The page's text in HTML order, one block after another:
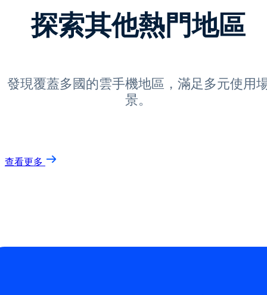
探索其他熱門地區
發現覆蓋多國的雲手機地區，滿足多元使用
景。
查看更多